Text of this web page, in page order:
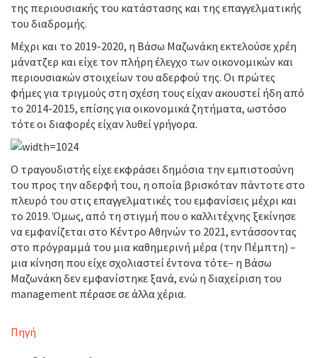
της περιουσιακής του κατάστασης και της επαγγελματικής
του διαδρομής.
Μέχρι και το 2019-2020, η Βάσω Μαζωνάκη εκτελούσε χρέη
μάνατζερ και είχε τον πλήρη έλεγχο των οικονομικών και
περιουσιακών στοιχείων του αδερφού της. Οι πρώτες
φήμες για τριγμούς στη σχέση τους είχαν ακουστεί ήδη από
το 2014-2015, επίσης για οικονομικά ζητήματα, ωστόσο
τότε οι διαφορές είχαν λυθεί γρήγορα.
Ο τραγουδιστής είχε εκφράσει δημόσια την εμπιστοσύνη
του προς την αδερφή του, η οποία βρισκόταν πάντοτε στο
πλευρό του στις επαγγελματικές του εμφανίσεις μέχρι και
το 2019. Όμως, από τη στιγμή που ο καλλιτέχνης ξεκίνησε
να εμφανίζεται στο Κέντρο Αθηνών το 2021, εντάσσοντας
στο πρόγραμμά του μια καθημερινή μέρα (την Πέμπτη) –
μια κίνηση που είχε σχολιαστεί έντονα τότε– η Βάσω
Μαζωνάκη δεν εμφανίστηκε ξανά, ενώ η διαχείριση του
management πέρασε σε άλλα χέρια.
Πηγή